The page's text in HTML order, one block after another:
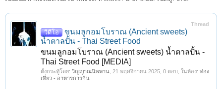
Thread
วีดีโอ
ขนมลูกอมโบราณ (Ancient sweets)
น้ำตาลปั้น - Thai Street Food
ขนมลูกอมโบราณ (Ancient sweets) น้ำตาลปั้น -
Thai Street Food [MEDIA]
ตั้งกระทู้โดย: วิญญาณนิพพาน 21 พฤศจิกายน 2025 , 0 ตอบ, ในห้อง: ท่อง
เที่ยว - อาหารการกิน